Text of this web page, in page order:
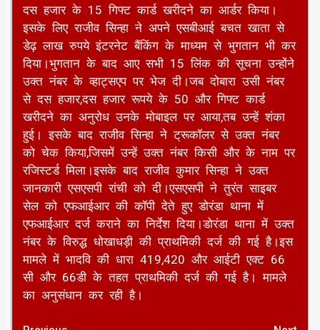
दस हजार के 15 गिफ्ट कार्ड खरीदने का आर्डर किया।
इसके लिए राजीव सिन्हा ने अपने एसबीआई बचत खाता से
डेढ़ लाख रुपये इंटरनेट बैंकिंग के माध्यम से भुगतान भी कर
दिया।भुगतान के बाद आए सभी 15 लिंक की सूचना उन्होंने
उक्त नंबर के व्हाट्सएप पर भेज दी।जब दोबारा उसी नंबर
से दस हजार,दस हजार रूपये के 50 और गिफ्ट कार्ड
खरीदने का अनुरोध उनके मोबाइल पर आया,तब उन्हें शंका
हुई। इसके बाद राजीव सिन्हा ने ट्रूकॉलर से उक्त नंबर
को चेक किया,जिसमें उन्हें उक्त नंबर किसी और के नाम पर
रजिस्टर्ड मिला।इसके बाद राजीव कुमार सिन्हा ने उक्त
जानकारी एसएसपी रांची को दी।एसएसपी ने तुरंत साइबर
सेल को एफआईआर की कॉपी देते हुए डोरंडा थाना में
एफआईआर दर्ज कराने का निर्देश दिया।डोरंडा थाना में उक्त
नंबर के विरुद्ध धोखाधड़ी की प्राथमिकी दर्ज की गई है।इस
मामले में भादवि की धारा 419,420 और आईटी एक्ट 66
सी और 66डी के तहत प्राथमिकी दर्ज की गई है। मामले
का अनुसंधान कर रही है।